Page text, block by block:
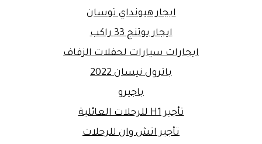
ايجار هيونداي توسان
ايجار يوتنج 33 راكب
ايجارات سيارات لحفلات الزفاف
باترول نيسان 2022
باجيرو
تأجير H1 للرحلات العائلية
تأجير اتش وان للرحلات